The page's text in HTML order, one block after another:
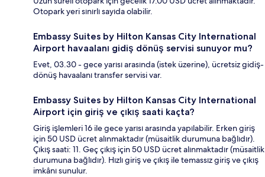
Otopark yeri sınırlı sayıda olabilir.
Embassy Suites by Hilton Kansas City International
Airport havaalanı gidiş dönüş servisi sunuyor mu?
Evet, 03.30 - gece yarısı arasında (istek üzerine), ücretsiz gidiş-
dönüş havaalanı transfer servisi var.
Embassy Suites by Hilton Kansas City International
Airport için giriş ve çıkış saati kaçta?
Giriş işlemleri 16 ile gece yarısı arasında yapılabilir. Erken giriş
için 50 USD ücret alınmaktadır (müsaitlik durumuna bağlıdır).
Çıkış saati: 11. Geç çıkış için 50 USD ücret alınmaktadır (müsaitlik
durumuna bağlıdır). Hızlı giriş ve çıkış ile temassız giriş ve çıkış
imkânı sunulur.